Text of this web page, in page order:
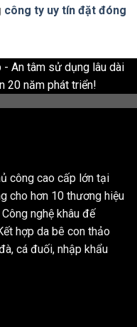
công ty uy tín đặt đóng
An tâm sử dụng lâu dài
20 năm phát triển!
công cao cấp lớn tại
cho hơn 10 thương hiệu
nghệ khâu đế
hợp da bê con thảo
cá đuối, nhập khẩu